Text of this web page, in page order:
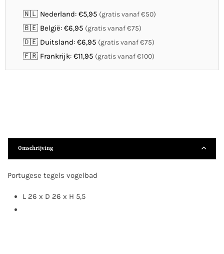
🇳🇱 Nederland: €5,95 (gratis vanaf €50)
🇧🇪 België: €6,95 (gratis vanaf €75)
🇩🇪 Duitsland: €6,95 (gratis vanaf €75)
🇫🇷 Frankrijk: €11,95 (gratis vanaf €100)
Omschrijving
Portugese tegels vogelbad
L 26 x D 26 x H 5,5